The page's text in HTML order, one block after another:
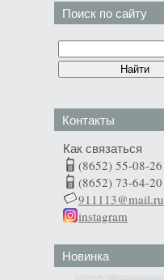
Поиск по сайту
Контакты
Как связаться
(8652) 55-08-26
(8652) 73-64-20
911113@mail.ru
instagram
Новинка